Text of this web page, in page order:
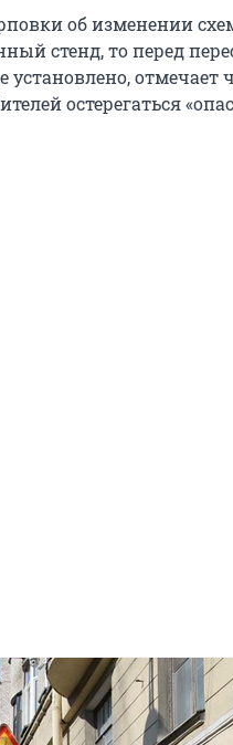
об изменении
стенд, то перед
установлено, отмечает
остерегаться